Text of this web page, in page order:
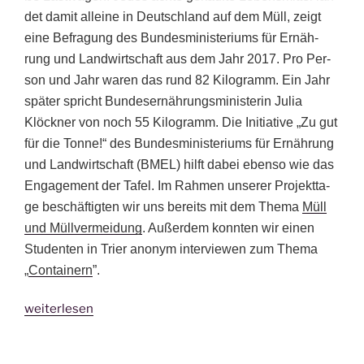
det damit allei­ne in Deutsch­land auf dem Müll, zeigt
eine Befra­gung des Bun­des­mi­nis­te­ri­ums für Ernäh­
rung und Land­wirt­schaft aus dem Jahr 2017. Pro Per­
son und Jahr waren das rund 82 Kilo­gramm. Ein Jahr
spä­ter spricht Bun­des­er­näh­rungs­mi­nis­te­rin Julia
Klöck­ner von noch 55 Kilo­gramm. Die Initia­ti­ve „Zu gut
für die Ton­ne!“ des Bun­des­mi­nis­te­ri­ums für Ernäh­rung
und Land­wirt­schaft (BMEL) hilft dabei eben­so wie das
Enga­ge­ment der Tafel. Im Rah­men unse­rer Pro­jekt­ta­
ge beschäf­tig­ten wir uns bereits mit dem The­ma Müll
und Müll­ver­mei­dung. Außer­dem konn­ten wir einen
Stu­den­ten in Trier anonym inter­view­en zum The­ma
„Con­tai­nern”.
„Zu
weiterlesen